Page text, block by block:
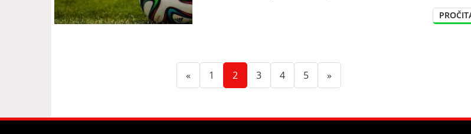
« 1 (current)
2 (current)
3(current)
4(current)
5(current)
»